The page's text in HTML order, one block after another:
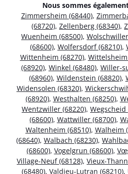
Nous sommes
Zimmersheim (68440),
(68720), Zellenberg (68340),
Wuenheim (68500),
(68600), Wolfersdorf (68210),
Wittenheim (68270), Wittelsheim
(68920), Winkel (68480), Willer-
(68960), Wildenstein (68820),
Widensolen (68320),
(68920), Westhalten (68250),
Wentzwiller (68220), Wegscheid
(68600), Wattwiller (68700),
Waltenheim (68510), Walheim
(68640), Walbach (68230),
(68600), Vogelgrun (68600),
Village-Neuf (68128), Vieux-
(68480), Valdieu-Lutran (68210),